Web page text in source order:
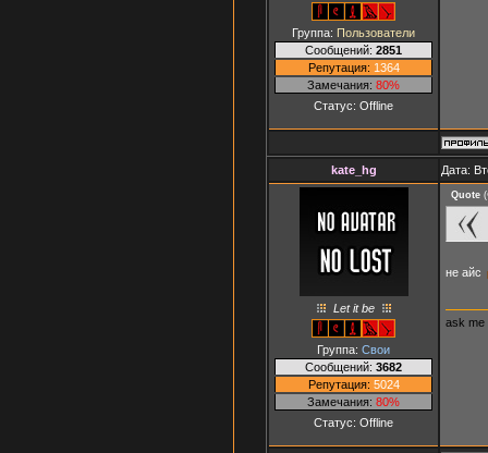
Группа: Пользователи
Сообщений: 2851
Репутация: 1364
Замечания: 80%
Статус: Offline
kate_hg Дата:
Let it be
Группа: Свои
Сообщений: 3682
Репутация: 5024
Замечания: 80%
Статус: Offline
Quote (
не айс
ask me